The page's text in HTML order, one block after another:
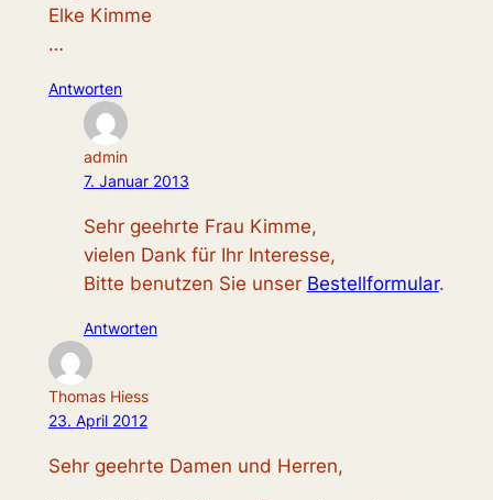
Elke Kimme
…
Antworten
admin
7. Januar 2013
Sehr geehrte Frau Kimme,
vielen Dank für Ihr Interesse,
Bitte benutzen Sie unser Bestellformular.
Antworten
Thomas Hiess
23. April 2012
Sehr geehrte Damen und Herren,